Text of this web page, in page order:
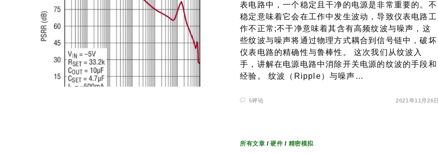
表电路中，一个稳定且干净的电源是非常重要的。不
稳定意味着它会在工作中发生波动，导致仪表电路工
作不正常;不干净意味着其含有高频纹波与噪声，这
些纹波与噪声将通过物理方式耦合到信号链中，破坏
仪表电路的精确性与鲁棒性。 这次我们从纹波入
手，讲解在电源电路中消除开关电源的纹波的手段和
经验。 纹波（Ripple）与噪声…
5评论 2021年11月26日
所有文章 /硬件 / 精密模拟